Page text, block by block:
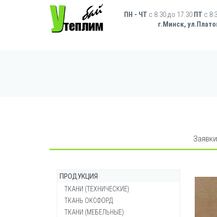
Перейти к основному содержанию
ПН - ЧТ с 8.30 до 17.30 ПТ c
г.Минск,
Форма поиска
ПРОДУКЦИЯ
ТКАНИ (ТЕХНИЧЕСКИЕ)
Брезент ОП (огнеупорный)
Брезент ВО (водостойкий)
ТКАНЬ ОКСФОРД
Ткань Оксфорд 200-210d
ТКАНИ (МЕБЕЛЬНЫЕ)